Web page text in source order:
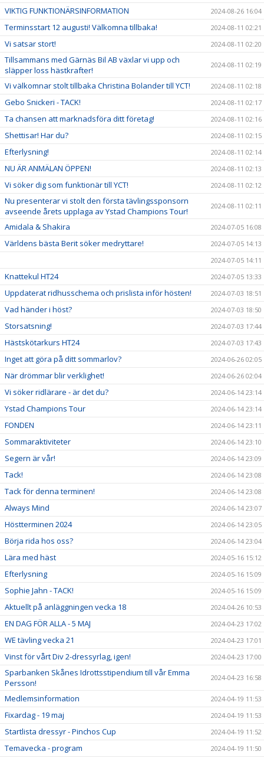
VIKTIG FUNKTIONÄRSINFORMATION 2024-08-26 16:04
Terminsstart 12 augusti! Välkomna tillbaka! 2024-08-11 02:21
Vi satsar stort! 2024-08-11 02:20
Tillsammans med Gärnäs Bil AB växlar vi upp och
släpper loss hästkrafter!
2024-08-11 02:19
Vi välkomnar stolt tillbaka Christina Bolander till YCT! 2024-08-11 02:18
Gebo Snickeri - TACK! 2024-08-11 02:17
Ta chansen att marknadsföra ditt företag! 2024-08-11 02:16
Shettisar! Har du? 2024-08-11 02:15
Efterlysning! 2024-08-11 02:14
NU ÄR ANMÄLAN ÖPPEN! 2024-08-11 02:13
Vi söker dig som funktionär till YCT! 2024-08-11 02:12
Nu presenterar vi stolt den första tävlingssponsorn
avseende årets upplaga av Ystad Champions Tour!
2024-08-11 02:11
Amidala & Shakira 2024-07-05 16:08
Världens bästa Berit söker medryttare!
2024-07-05 14:13
2024-07-05 14:11
Knattekul HT24 2024-07-05 13:33
Uppdaterat ridhusschema och prislista inför hösten! 2024-07-03 18:51
Vad händer i höst? 2024-07-03 18:50
Storsatsning! 2024-07-03 17:44
Hästskötarkurs HT24 2024-07-03 17:43
Inget att göra på ditt sommarlov? 2024-06-26 02:05
När drömmar blir verklighet! 2024-06-26 02:04
Vi söker ridlärare - är det du? 2024-06-14 23:14
Ystad Champions Tour 2024-06-14 23:14
FONDEN 2024-06-14 23:11
Sommaraktiviteter 2024-06-14 23:10
Segern är vår! 2024-06-14 23:09
Tack! 2024-06-14 23:08
Tack för denna terminen! 2024-06-14 23:08
Always Mind 2024-06-14 23:07
Höstterminen 2024 2024-06-14 23:05
Börja rida hos oss? 2024-06-14 23:04
Lära med häst 2024-05-16 15:12
Efterlysning 2024-05-16 15:09
Sophie Jahn - TACK! 2024-05-16 15:09
Aktuellt på anläggningen vecka 18 2024-04-26 10:53
EN DAG FÖR ALLA - 5 MAJ 2024-04-23 17:02
WE tävling vecka 21 2024-04-23 17:01
Vinst för vårt Div 2-dressyrlag, igen! 2024-04-23 17:00
Sparbanken Skånes Idrottsstipendium till vår Emma
Persson!
2024-04-23 16:58
Medlemsinformation 2024-04-19 11:53
Fixardag - 19 maj 2024-04-19 11:53
Startlista dressyr - Pinchos Cup 2024-04-19 11:52
Temavecka - program 2024-04-19 11:50